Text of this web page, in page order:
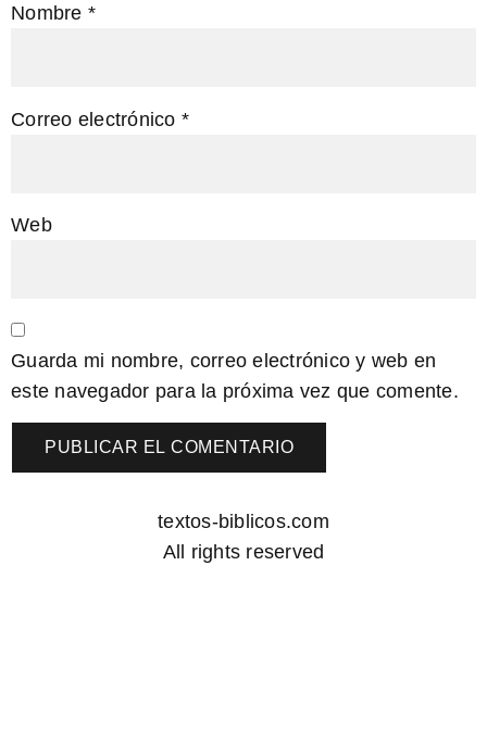
Nombre *
Correo electrónico *
Web
Guarda mi nombre, correo electrónico y web en
este navegador para la próxima vez que comente.
textos-biblicos.com
All rights reserved